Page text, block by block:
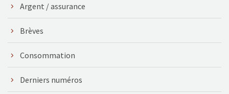
Argent / assurance
Brèves
Consommation
Derniers numéros